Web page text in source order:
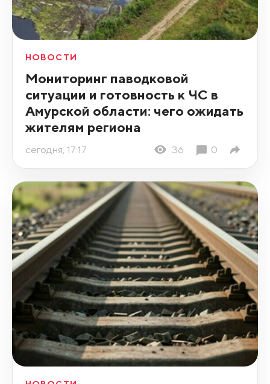
НОВОСТИ
Мониторинг паводковой
ситуации и готовность к ЧС в
Амурской области: чего ожидать
жителям региона
сегодня, 17:17 36 0